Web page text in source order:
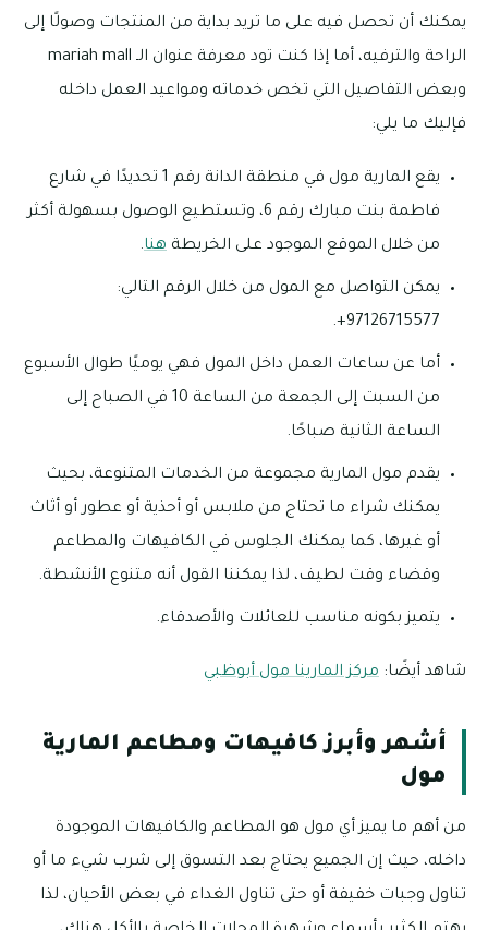
يمكنك أن تحصل فيه على ما تريد بداية من المنتجات وصولًا إلى
الراحة والترفيه، أما إذا كنت تود معرفة عنوان الـ mariah mall
وبعض التفاصيل التي تخص خدماته ومواعيد العمل داخله
فإليك ما يلي:
يقع المارية مول في منطقة الدانة رقم 1 تحديدًا في شارع
فاطمة بنت مبارك رقم 6، وتستطيع الوصول بسهولة أكثر
من خلال الموقع الموجود على الخريطة هنا.
يمكن التواصل مع المول من خلال الرقم التالي:
97126715577+.
أما عن ساعات العمل داخل المول فهي يوميًا طوال الأسبوع
من السبت إلى الجمعة من الساعة 10 في الصباح إلى
الساعة الثانية صباحًا.
يقدم مول المارية مجموعة من الخدمات المتنوعة، بحيث
يمكنك شراء ما تحتاج من ملابس أو أحذية أو عطور أو أثاث
أو غيرها، كما يمكنك الجلوس في الكافيهات والمطاعم
وقضاء وقت لطيف، لذا يمكننا القول أنه متنوع الأنشطة.
يتميز بكونه مناسب للعائلات والأصدقاء.
شاهد أيضًا: مركز المارينا مول أبوظبي
أشهر وأبرز كافيهات ومطاعم المارية
مول
من أهم ما يميز أي مول هو المطاعم والكافيهات الموجودة
داخله، حيث إن الجميع يحتاج بعد التسوق إلى شرب شيء ما أو
تناول وجبات خفيفة أو حتى تناول الغداء في بعض الأحيان، لذا